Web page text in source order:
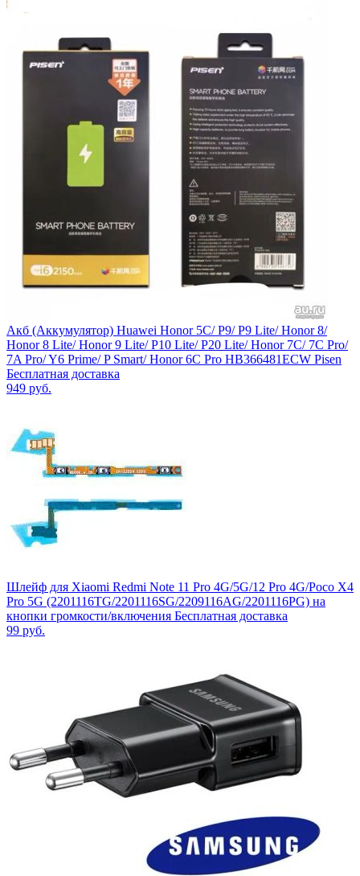
Акб (Аккумулятор) Huawei Honor 5C/ P9/ P9 Lite/ Honor 8/
Honor 8 Lite/ Honor 9 Lite/ P10 Lite/ P20 Lite/ Honor 7C/ 7C Pro/
7A Pro/ Y6 Prime/ P Smart/ Honor 6C Pro HB366481ECW Pisen
Бесплатная доставка
949 руб.
Шлейф для Xiaomi Redmi Note 11 Pro 4G/5G/12 Pro 4G/Poco X4
Pro 5G (2201116TG/2201116SG/2209116AG/2201116PG) на
кнопки громкости/включения Бесплатная доставка
99 руб.